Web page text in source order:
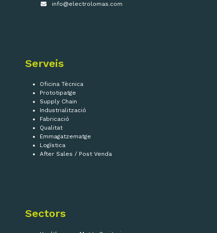
info@electrolomas.com
Serveis
Oficina Tècnica
Prototipatge
Supply Chain
Industrialització
Fabricació
Qualitat
Emmagatzematge
Logística
After Sales / Post Venda
Sectors